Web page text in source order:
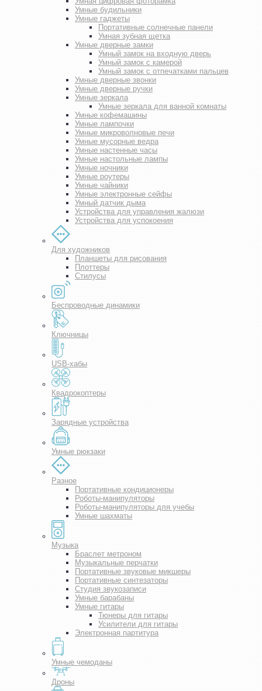
Умные будильники
Умные гаджеты
Портативные солнечные панели
Умная зубная щетка
Умные дверные замки
Умный замок на входную дверь
Умный замок с камерой
Умный замок с отпечатками пальцев
Умные дверные звонки
Умные дверные ручки
Умные зеркала
Умные зеркала для ванной комнаты
Умные кофемашины
Умные лампочки
Умные микроволновые печи
Умные мусорные ведра
Умные настенные часы
Умные настольные лампы
Умные ночники
Умные роутеры
Умные чайники
Умные электронные сейфы
Умный датчик дыма
Устройства для управления жалюзи
Устройства для успокоения
Для художников
Планшеты для рисования
Плоттеры
Стилусы
Беспроводные динамики
Ключницы
USB-хабы
Квадрокоптеры
Зарядные устройства
Умные рюкзаки
Разное
Портативные кондиционеры
Роботы-манипуляторы
Роботы-манипуляторы для учебы
Умные шахматы
Музыка
Браслет метроном
Музыкальные перчатки
Портативные звуковые микшеры
Портативные синтезаторы
Студия звукозаписи
Умные барабаны
Умные гитары
Тюнеры для гитары
Усилители для гитары
Электронная партитура
Умные чемоданы
Дроны